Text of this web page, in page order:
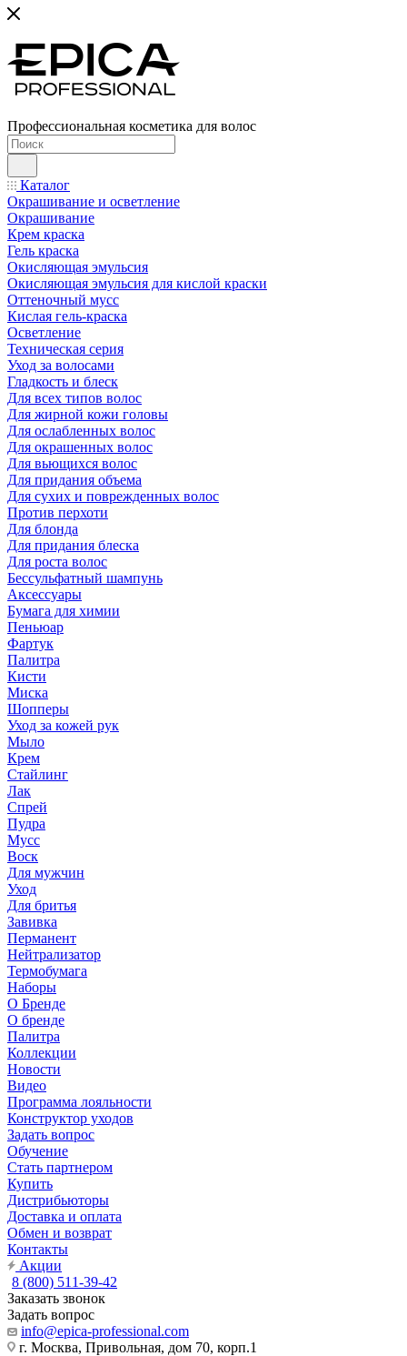
Профессиональная косметика для волос
Каталог
Окрашивание и осветление
Окрашивание
Крем краска
Гель краска
Окисляющая эмульсия
Окисляющая эмульсия для кислой краски
Оттеночный мусс
Кислая гель-краска
Осветление
Техническая серия
Уход за волосами
Гладкость и блеск
Для всех типов волос
Для жирной кожи головы
Для ослабленных волос
Для окрашенных волос
Для вьющихся волос
Для придания объема
Для сухих и поврежденных волос
Против перхоти
Для блонда
Для придания блеска
Для роста волос
Бессульфатный шампунь
Аксессуары
Бумага для химии
Пеньюар
Фартук
Палитра
Кисти
Миска
Шопперы
Уход за кожей рук
Мыло
Крем
Стайлинг
Лак
Спрей
Пудра
Мусс
Воск
Для мужчин
Уход
Для бритья
Завивка
Перманент
Нейтрализатор
Термобумага
Наборы
О Бренде
О бренде
Палитра
Коллекции
Новости
Видео
Программа лояльности
Конструктор уходов
Задать вопрос
Обучение
Стать партнером
Купить
Дистрибьюторы
Доставка и оплата
Обмен и возврат
Контакты
Акции
8 (800) 511-39-42
Заказать звонок
Задать вопрос
info@epica-professional.com
г. Москва, Привольная, дом 70, корп.1